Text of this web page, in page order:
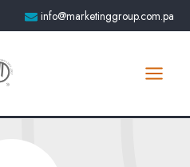
info@marketinggroup.com.pa